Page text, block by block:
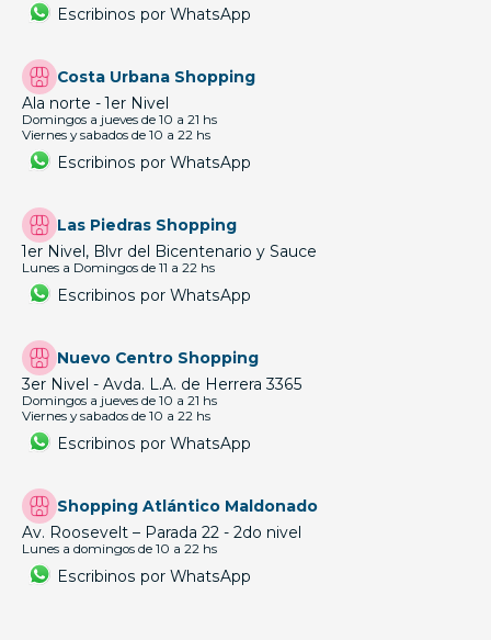
Escribinos por WhatsApp
Costa Urbana Shopping
Ala norte - 1er Nivel
Domingos a jueves de 10 a 21 hs
Viernes y sabados de 10 a 22 hs
Escribinos por WhatsApp
Las Piedras Shopping
1er Nivel, Blvr del Bicentenario y Sauce
Lunes a Domingos de 11 a 22 hs
Escribinos por WhatsApp
Nuevo Centro Shopping
3er Nivel - Avda. L.A. de Herrera 3365
Domingos a jueves de 10 a 21 hs
Viernes y sabados de 10 a 22 hs
Escribinos por WhatsApp
Shopping Atlántico Maldonado
Av. Roosevelt – Parada 22 - 2do nivel
Lunes a domingos de 10 a 22 hs
Escribinos por WhatsApp